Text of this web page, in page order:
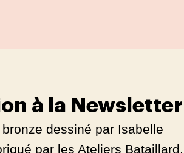
à la Newsletter
dessiné par Isabelle
par les Ateliers Bataillard,